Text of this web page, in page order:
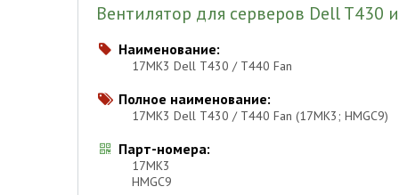
Вентилятор для серверов Dell T430
 Наименование:
17MK3 Dell T430 / T440 Fan
 Полное наименование:
17MK3 Dell T430 / T440 Fan (17MK3; HMGC9)
 Парт-номера:
17MK3
HMGC9